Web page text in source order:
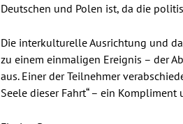
Deutschen und Polen ist, da die
Die interkulturelle Ausrichtung und
zu einem einmaligen Ereignis – der
aus. Einer der Teilnehmer
Seele dieser Fahrt“ – ein